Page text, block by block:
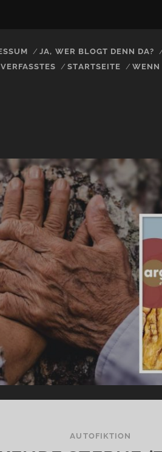
JA, WER BLOGT DENN DA?
STARTSEITE WENN
AUTOFIKTION